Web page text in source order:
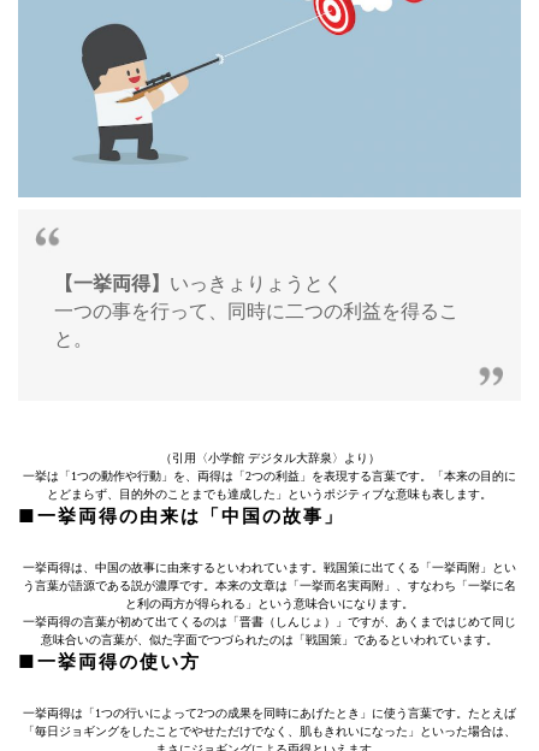
【一挙両得】 いっきょりょうとく
一つの事を行って、同時に二つの利益を得るこ
と。
（引用〈小学館 デジタル大辞泉〉より）
一挙は「1つの動作や行動」を、両得は「2つの利益」を表現する言葉です。「本来の目的に
とどまらず、目的外のことまでも達成した」というポジティブな意味も表します。
■一挙両得の由来は「中国の故事」
一挙両得は、中国の故事に由来するといわれています。戦国策に出てくる「一挙両附」とい
う言葉が語源である説が濃厚です。本来の文章は「一挙而名実両附」、すなわち「一挙に名
と利の両方が得られる」という意味合いになります。
一挙両得の言葉が初めて出てくるのは「晋書（しんじょ）」ですが、あくまではじめて同じ
意味合いの言葉が、似た字面でつづられたのは「戦国策」であるといわれています。
■一挙両得の使い方
一挙両得は「1つの行いによって2つの成果を同時にあげたとき」に使う言葉です。たとえば
「毎日ジョギングをしたことでやせただけでなく、肌もきれいになった」といった場合は、